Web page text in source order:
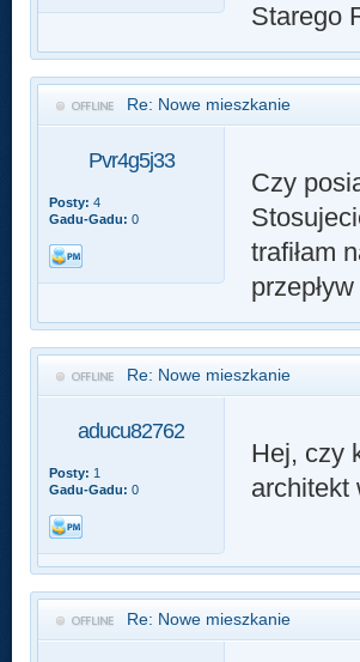
Starego
Re: Nowe mieszkanie
Pvr4g5j33
Posty: 4
Gadu-Gadu: 0
Czy
trafiłam
Re: Nowe mieszkanie
aducu82762
Posty: 1
Gadu-Gadu: 0
Hej, czy
architekt
Re: Nowe mieszkanie